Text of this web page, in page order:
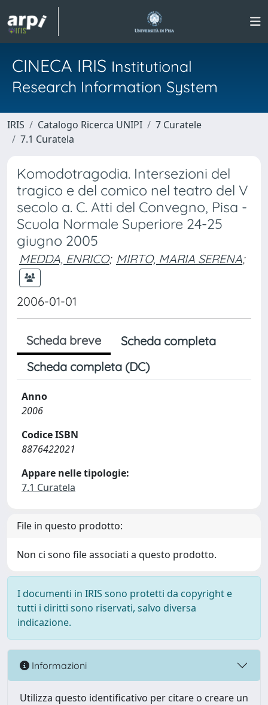
CINECA IRIS Institutional
Research Information System
IRIS Catalogo Ricerca UNIPI
7 Curatele
7.1 Curatela
Komodotragodia. Intersezioni del
tragico e del comico nel teatro del V
secolo a. C. Atti del Convegno, Pisa -
Scuola Normale Superiore 24-25
giugno 2005
MEDDA, ENRICO; MIRTO, MARIA SERENA;
2006-01-01
Scheda breve
Scheda completa
Scheda completa (DC)
Anno
2006
Codice ISBN
8876422021
Appare nelle tipologie:
7.1 Curatela
File in questo prodotto:
Non ci sono file associati a questo prodotto.
I documenti in IRIS sono protetti da copyright e
tutti i diritti sono riservati, salvo diversa
indicazione.
Informazioni
Utilizza questo identificativo per citare o creare un